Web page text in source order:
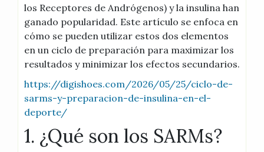
los Receptores de Andrógenos) y la insulina han
ganado popularidad. Este artículo se enfoca en
cómo se pueden utilizar estos dos elementos
en un ciclo de preparación para maximizar los
resultados y minimizar los efectos secundarios.
https://digishoes.com/2026/05/25/ciclo-de-
sarms-y-preparacion-de-insulina-en-el-
deporte/
1. ¿Qué son los SARMs?